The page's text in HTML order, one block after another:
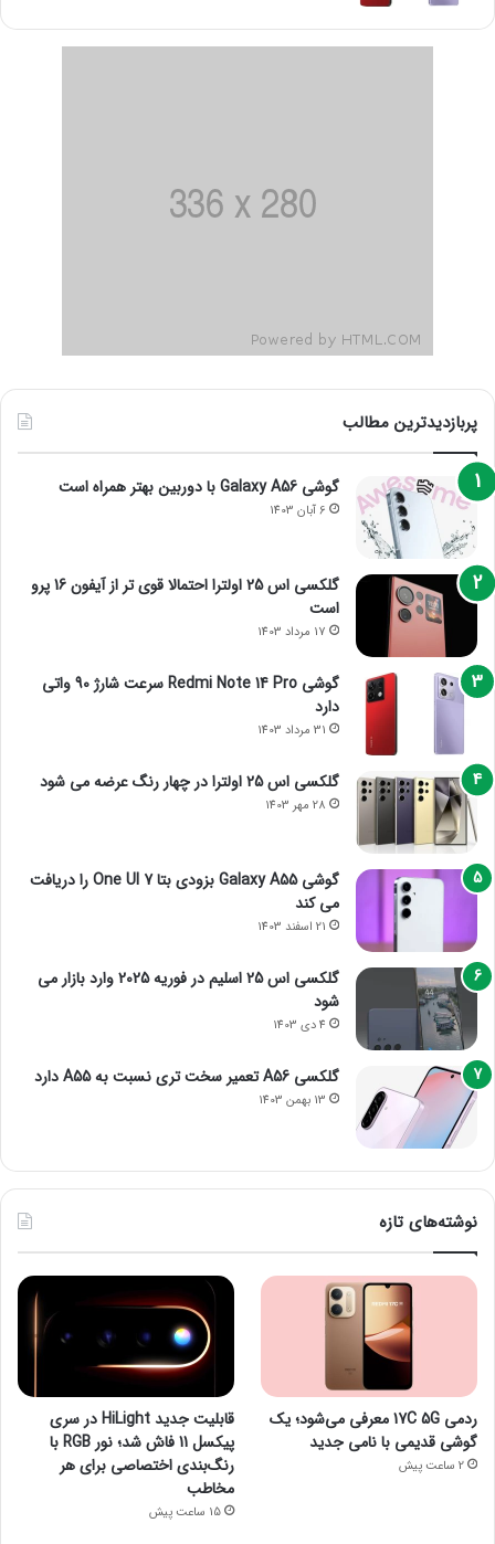
پربازدیدترین مطالب
گوشی Galaxy A56 با دوربین بهتر همراه است
6 آبان 1403
گلکسی اس 25 اولترا احتمالا قوی تر از آیفون 16 پرو
است
17 مرداد 1403
گوشی Redmi Note 14 Pro سرعت شارژ 90 واتی
دارد
31 مرداد 1403
گلکسی اس 25 اولترا در چهار رنگ عرضه می شود
28 مهر 1403
گوشی Galaxy A55 بزودی بتا One UI 7 را دریافت
می کند
21 اسفند 1403
گلکسی اس 25 اسلیم در فوریه 2025 وارد بازار می
شود
4 دی 1403
گلکسی A56 تعمیر سخت تری نسبت به A55 دارد
13 بهمن 1403
نوشته‌های تازه
ردمی 17C 5G معرفی می‌شود؛ یک
گوشی قدیمی با نامی جدید
2 ساعت پیش
قابلیت جدید HiLight در سری
پیکسل 11 فاش شد؛ نور RGB با
رنگ‌بندی اختصاصی برای هر
مخاطب
15 ساعت پیش